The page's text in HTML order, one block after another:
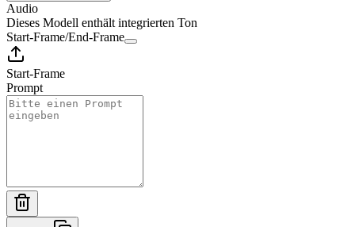
Audio
Dieses Modell enthält integrierten Ton
Start-Frame/End-Frame
Start-Frame
Prompt